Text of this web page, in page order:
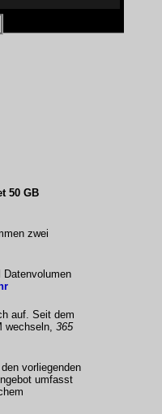
50 GB
zwei
Datenvolumen
auf. Seit dem
wechseln, 365
vorliegenden
umfasst